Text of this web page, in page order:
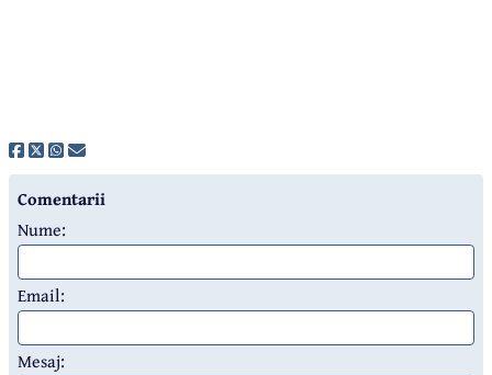
Comentarii
Nume:
Email:
Mesaj: